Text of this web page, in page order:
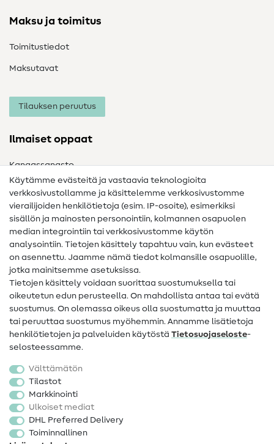
Maksu ja toimitus
Toimitustiedot
Maksutavat
Tilauksen peruutus
Ilmaiset oppaat
Kangassanasto
Ompelusanasto
Ompeluohjeet
Apua ja yhteystiedot
Yhteystiedot
Tietoa omistajanvaihdoksesta
Peruutusoikeus
Suosittu
Kankaat
Ompelutarvikkeet
Ale
Käytämme evästeitä ja vastaavia teknologioita
verkkosivustollamme ja käsittelemme verkkosivustomme
vierailijoiden henkilötietoja (esim. IP-osoite), esimerkiksi
sisällön ja mainosten personointiin, kolmannen osapuolen
median integrointiin tai verkkosivustomme käytön
analysointiin. Tietojen käsittely tapahtuu vain, kun evästeet
on asennettu. Jaamme nämä tiedot kolmansille osapuolille,
jotka mainitsemme asetuksissa.
Tietojen käsittely voidaan suorittaa suostumuksella tai
oikeutetun edun perusteella. On mahdollista antaa tai evätä
suostumus. On olemassa oikeus olla suostumatta ja muuttaa
tai peruuttaa suostumus myöhemmin. Annamme lisätietoja
henkilötietojen ja palveluiden käytöstä Tietosuojaseloste-
selosteessamme.
Välttämätön
Tilastot
Markkinointi
Ulkoiset mediat
DHL Preferred Delivery
Toiminnallinen